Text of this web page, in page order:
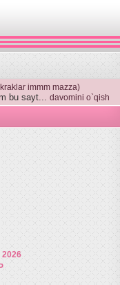
immm mazza)
bu sayt... davomini o`qish
2026